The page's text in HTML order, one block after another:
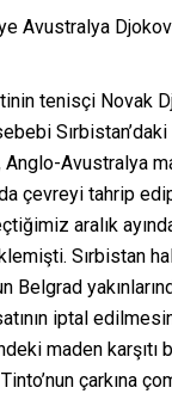
Avustralya
tenisçi Novak
Avustralya
çevreyi tahrip
aralık
Sırbistan
Belgrad
iptal
maden karşıtı
çarkına